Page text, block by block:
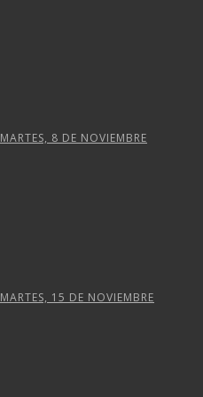
MARTES, 8 DE NOVIEMBRE
MARTES, 15 DE NOVIEMBRE